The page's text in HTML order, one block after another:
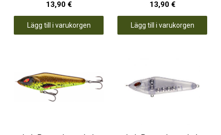
13,90 €
Lägg till i varukorgen
13,90 €
Lägg till i varukorgen